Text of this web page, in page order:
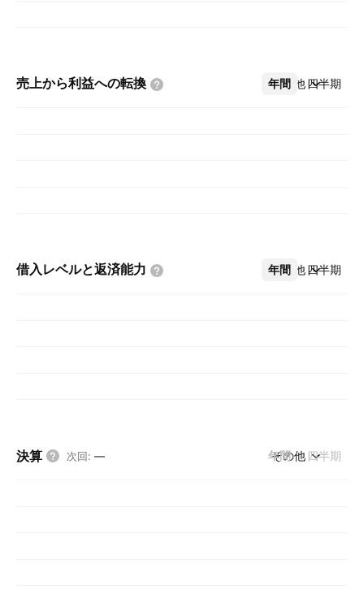
売上から利益への転換 年間 四半期
その他
借入レベルと返済能力 年間 四半期
その他
決算 次回: — 年間 四半期
その他